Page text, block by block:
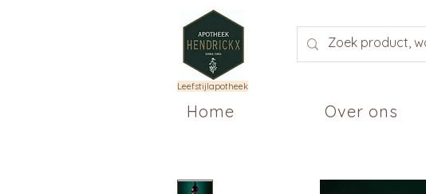
Home Over ons
Leefstijlapotheek